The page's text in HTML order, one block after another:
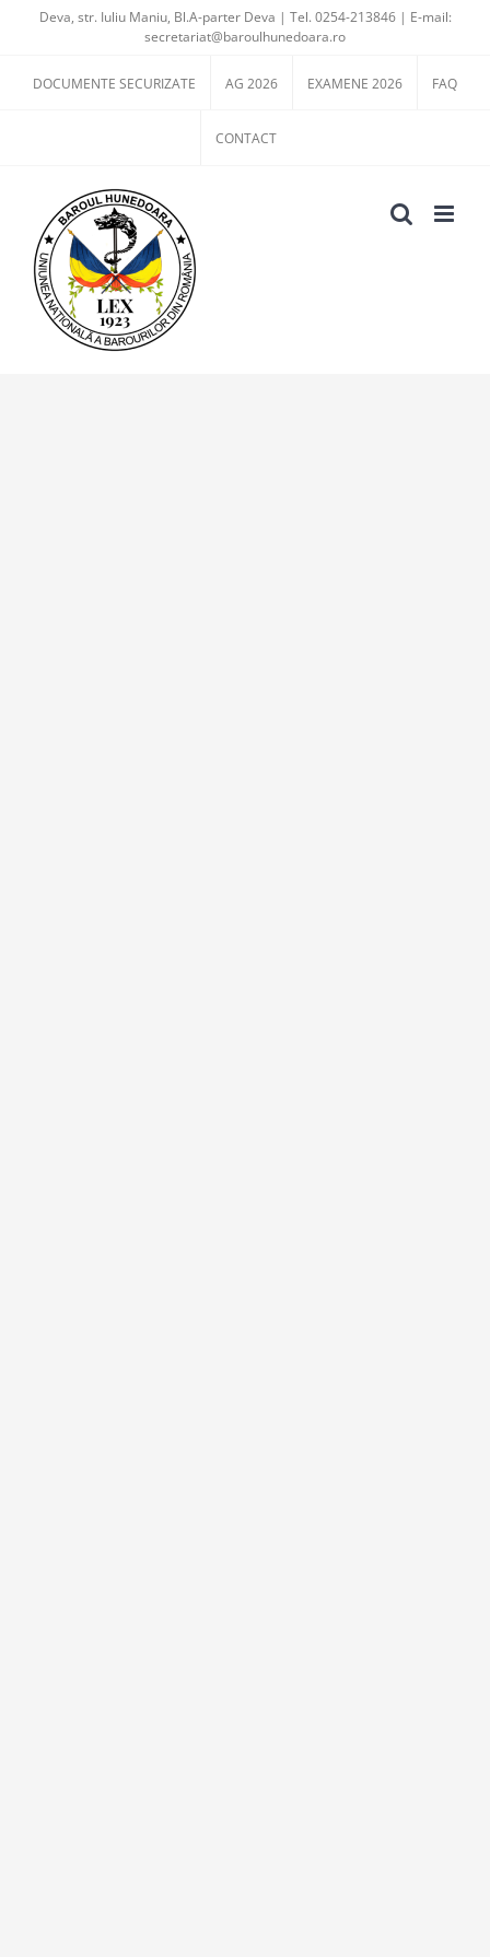
content
Deva, str. Iuliu Maniu, Bl.A-parter Deva | Tel. 0254-213846 | E-mail:
secretariat@baroulhunedoara.ro
DOCUMENTE SECURIZATE AG 2026 EXAMENE 2026 FAQ
CONTACT